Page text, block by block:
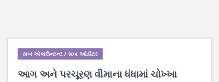
સબ એકાઉન્ટન્ટ / સબ ઓડીટર
આગ અને પરચૂરણ વીમાના ધંધામાં ચોખ્ખા